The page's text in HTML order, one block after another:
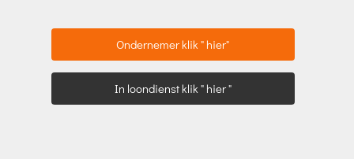
Ondernemer klik " hier"
In loondienst klik " hier "